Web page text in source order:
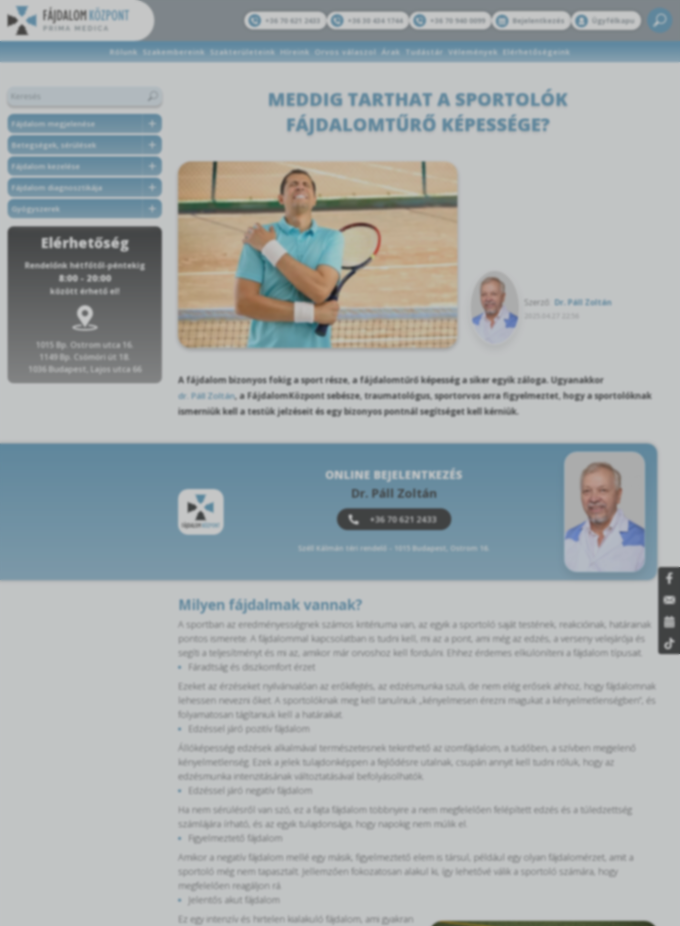
+36 70 621 2433 +36 30 434 1744 +36 70 940 0099 Bejelentkezés Ügyfélkapu
Rólunk Szakembereink Szakterületeink Híreink Orvos válaszol Árak Tudástár Vélemények Elérhetőségeink
Fájdalom megjelenése
Betegségek, sérülések
Fájdalom kezelése
Fájdalom diagnosztikája
Gyógyszerek
Elérhetőség
Rendelőnk hétfőtől-péntekig
8:00 - 20:00
között érhető el!
1015 Bp. Ostrom utca 16.
1149 Bp. Csömöri út 18.
1036 Budapest, Lajos utca 66
MEDDIG TARTHAT A SPORTOLÓK
FÁJDALOMTŰRŐ KÉPESSÉGE?
Szerző: Dr. Páll Zoltán
A fájdalom bizonyos fokig a sport része, a fájdalomtűrő képesség a siker egyik záloga. Ugyanakkor
dr. Páll Zoltán, a FájdalomKözpont sebésze, traumatológus, sportorvos arra figyelmeztet, hogy a sportolóknak
ismerniük kell a testük jelzéseit és egy bizonyos pontnál segítséget kell kérniük.
ONLINE BEJELENTKEZÉS
Dr. Páll Zoltán
+36 70 621 2433
Széll Kálmán téri rendelő - 1015 Budapest, Ostrom 16.
Milyen fájdalmak vannak?
A sportban az eredményességnek számos kritériuma van, az egyik a sportoló saját testének, reakcióinak, határainak
pontos ismerete. A fájdalommal kapcsolatban is tudni kell, mi az a pont, ami még az edzés, a verseny velejárója és
segíti a teljesítményt és mi az, amikor már orvoshoz kell fordulni. Ehhez érdemes elkülöníteni a fájdalom típusait.
Fáradtság és diszkomfort érzet
Ezeket az érzéseket nyilvánvalóan az erőkifejtés, az edzésmunka szüli, de nem elég erősek ahhoz, hogy fájdalomnak
lehessen nevezni őket. A sportolóknak meg kell tanulniuk „kényelmesen érezni magukat a kényelmetlenségben”, és
folyamatosan tágítaniuk kell a határaikat.
Edzéssel járó pozitív fájdalom
Állóképességi edzések alkalmával természetesnek tekinthető az izomfájdalom, a tüdőben, a szívben megjelenő
kényelmetlenség. Ezek a jelek tulajdonképpen a fejlődésre utalnak, csupán annyit kell tudni róluk, hogy az
edzésmunka intenzitásának változtatásával befolyásolhatók.
Edzéssel járó negatív fájdalom
Ha nem sérülésről van szó, ez a fajta fájdalom többnyire a nem megfelelően felépített edzés és a túledzettség
számlájára írható, és az egyik tulajdonsága, hogy napokig nem múlik el.
Figyelmeztető fájdalom
Amikor a negatív fájdalom mellé egy másik, figyelmeztető elem is társul, például egy olyan fájdalomérzet, amit a
sportoló még nem tapasztalt. Jellemzően fokozatosan alakul ki, így lehetővé válik a sportoló számára, hogy
megfelelően reagáljon rá.
Jelentős akut fájdalom
Ez egy intenzív és hirtelen kialakuló fájdalom, ami gyakran